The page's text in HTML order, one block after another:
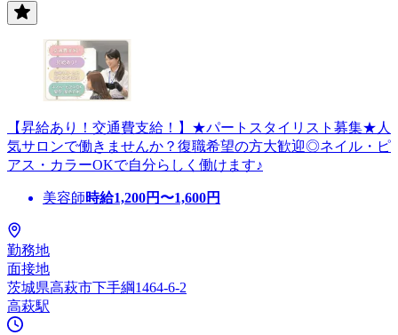
【昇給あり！交通費支給！】★パートスタイリスト募集★人
気サロンで働きませんか？復職希望の方大歓迎◎ネイル・ピ
アス・カラーOKで自分らしく働けます♪
美容師時給1,200円〜1,600円
勤務地
面接地
茨城県高萩市下手綱1464-6-2
高萩駅